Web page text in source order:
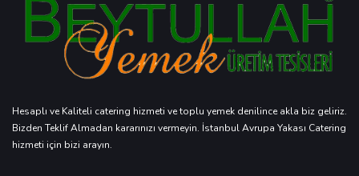
Hesaplı ve Kaliteli catering hizmeti ve toplu yemek denilince akla biz geliriz.
Bizden Teklif Almadan kararınızı vermeyin. İstanbul Avrupa Yakası Catering
hizmeti için bizi arayın.